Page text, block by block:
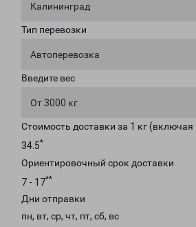
Калининград
Тип перевозки
Автоперевозка
Введите вес
От 3000 кг
Стоимость доставки за 1 кг
34.5*
Ориентировочный срок доставки
7 - 17**
Дни отправки
пн, вт, ср, чт, пт, сб, вс